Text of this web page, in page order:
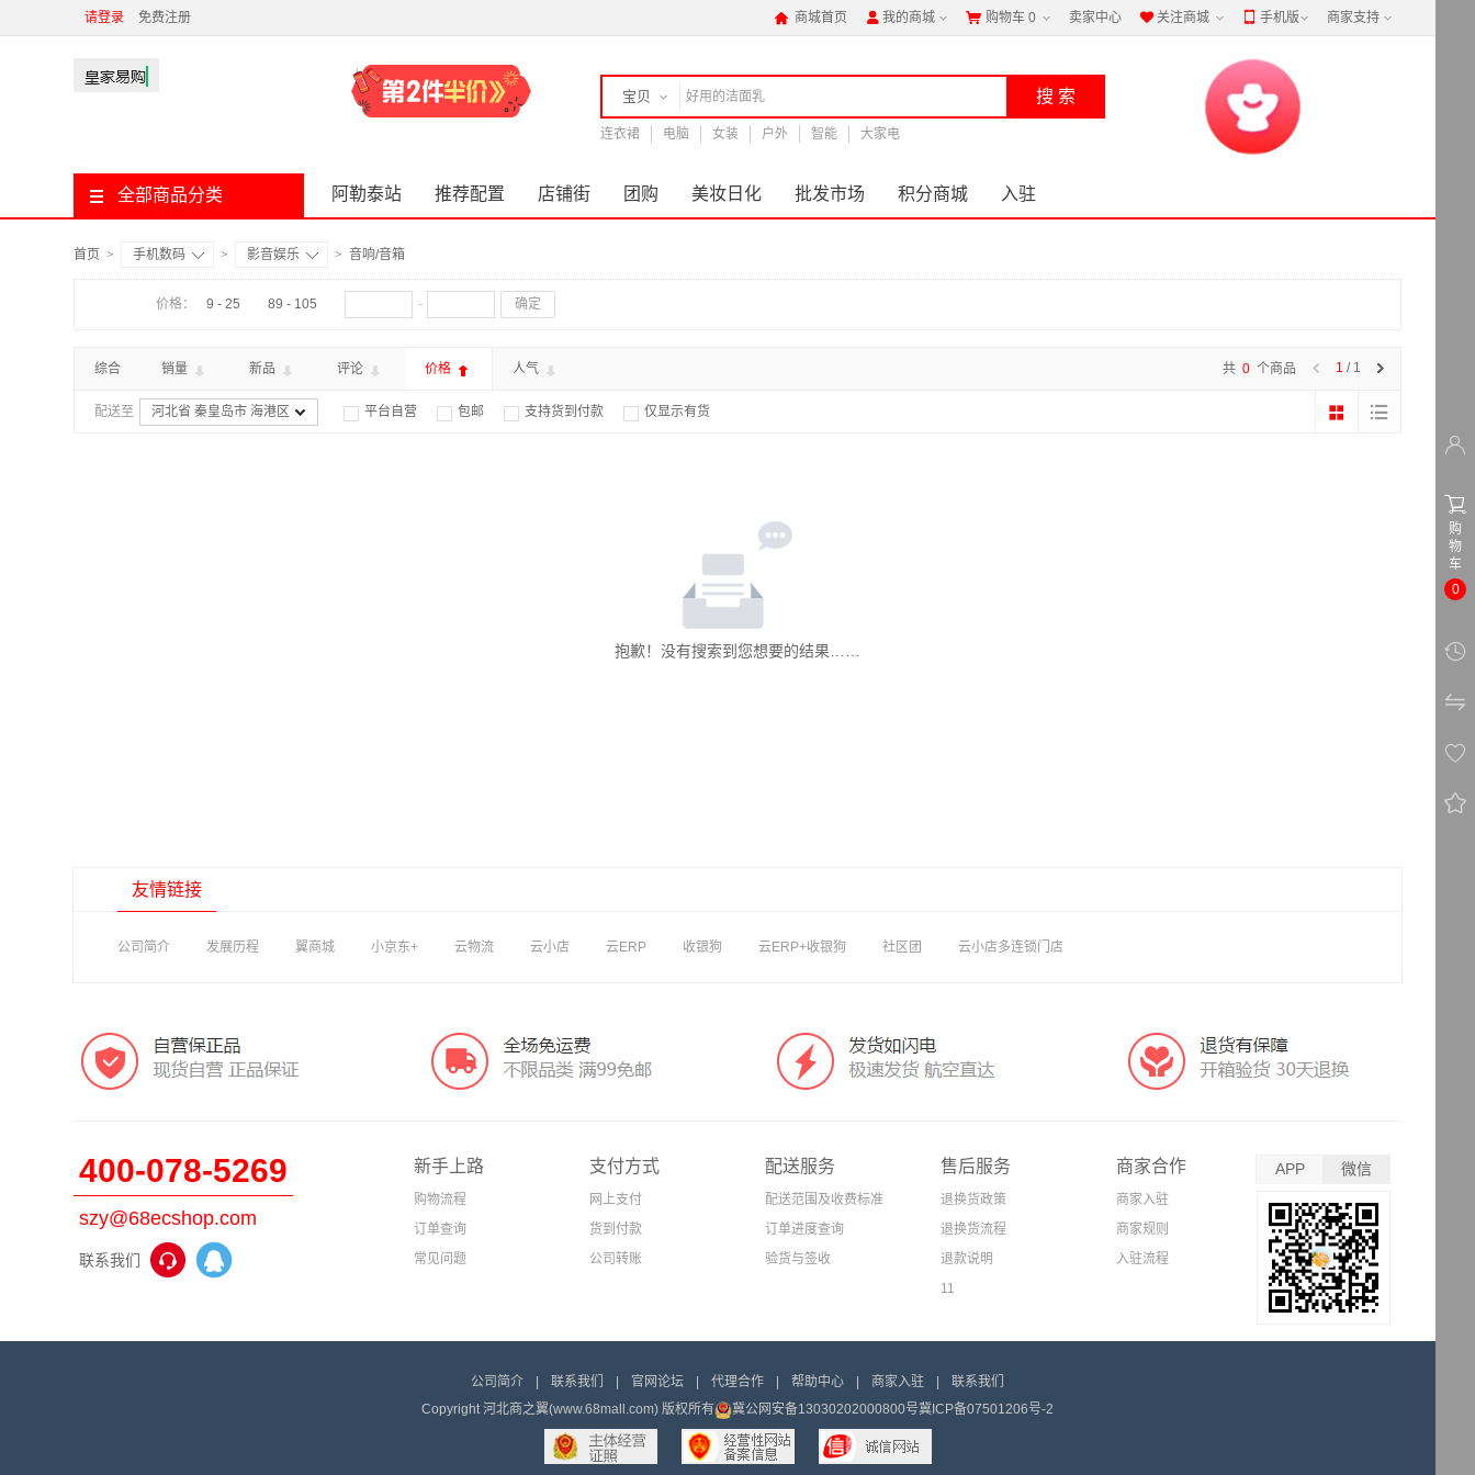
请登录 免费注册  商城首页  我的商城  购物车 0 卖家中心 关注商城 手机版 商家支持
宝贝
店铺
连衣裙 电脑 女装 户外 智能 大家电
全部商品分类 阿勒泰站 推荐配置 店铺街 团购 美妆日化 批发市场 积分商城 入驻
首页 > 手机数码 > 影音娱乐 > 音响/音箱
价格： 9 - 25 89 - 105 确定
综合 销量 新品 评论 价格 人气 1 / 1
共 0 个商品
配送至 河北省 秦皇岛市 海港区 平台自营 包邮 支持货到付款 仅显示有货
抱歉！没有搜索到您想要的结果……


购
物
车
0




友情链接
公司简介 发展历程 翼商城 小京东+ 云物流 云小店 云ERP 收银狗 云ERP+收银狗 社区团 云小店多连锁门店
400-078-5269
szy@68ecshop.com
联系我们
新手上路
购物流程
订单查询
常见问题
支付方式
网上支付
货到付款
公司转账
配送服务
配送范围及收费标准
订单进度查询
验货与签收
售后服务
退换货政策
退换货流程
退款说明
11
商家合作
商家入驻
商家规则
入驻流程
APP 微信
公司简介 联系我们 官网论坛 代理合作 帮助中心 商家入驻
联系我们
Copyright 河北商之翼(www.68mall.com) 版权所有
冀公网安备13030202000800号冀ICP备07501206号-2